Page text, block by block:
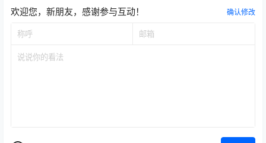
欢迎您，新朋友，感谢参与互动！ 确认修改